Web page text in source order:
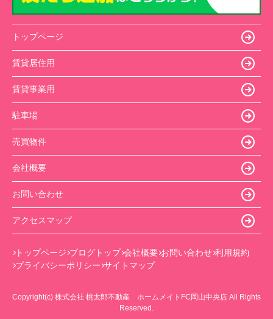
トップページ
賃貸居住用
賃貸事業用
駐車場
売買物件
会社概要
お問い合わせ
アクセスマップ
トップページ ブログトップ 会社概要 お問い合わせ 利用規約
プライバシーポリシー サイトマップ
Copyright(c) 株式会社 桃太郎不動産 ホームメイトFC岡山中央店 All Rights
Reserved.